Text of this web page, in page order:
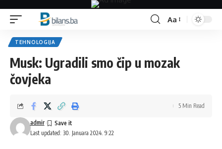
Font
Aa
TEHNOLOGIJA
Musk: Ugradili smo čip u mozak
čovjeka
Last updated: 30. Januara 2024. 9:22
admir
5 Min Read